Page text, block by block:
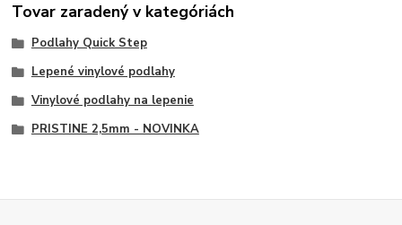
Tovar zaradený v kategóriách
Podlahy Quick Step
Lepené vinylové podlahy
Vinylové podlahy na lepenie
PRISTINE 2,5mm - NOVINKA